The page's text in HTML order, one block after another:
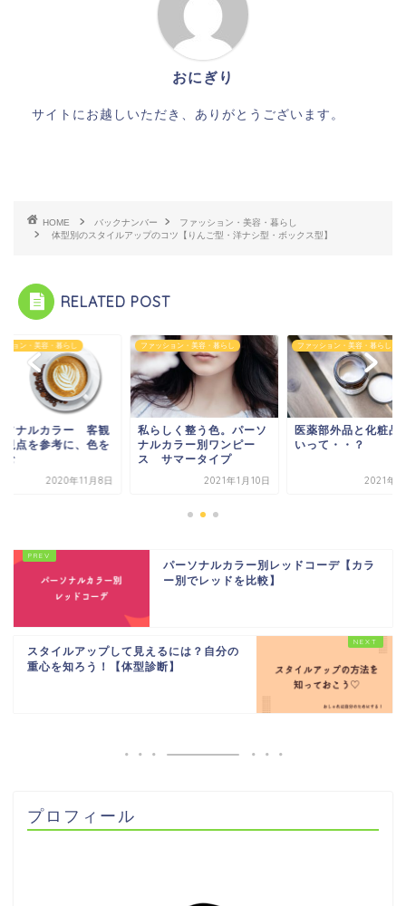
おにぎり
サイトにお越しいただき、ありがとうございます。
HOME バックナンバー
ファッション・美容・暮らし
体型別のスタイルアップのコツ【りんご型・洋ナシ型・ボックス型】
RELATED POST
観
を
ファッション・美容・暮らし
私らしく整う色。パーソ
ナルカラー別ワンピー
ス サマータイプ
ファッション・美容・暮らし
医薬部外品と化粧品の違
いって・・？
ファッショ
パーソ
的な視
パーソナルカラー別レッドコーデ【カラ
ー別でレッドを比較】
スタイルアップして見えるには？自分の
重心を知ろう！【体型診断】
プロフィール